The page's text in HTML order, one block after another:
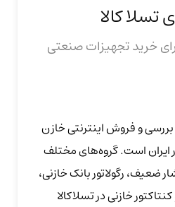
تسلا کالا
خرید تجهیزات صنعتی
و فروش اینترنتی خازن
ایران است. گروه‏‏‌های مختلف
ضعیف، رگولاتور بانک خازنی،
خازنی در تسلاکالا